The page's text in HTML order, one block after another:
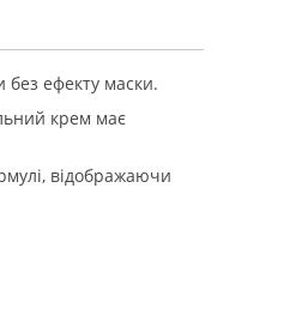
ефекту маски.
крем має
відображаючи